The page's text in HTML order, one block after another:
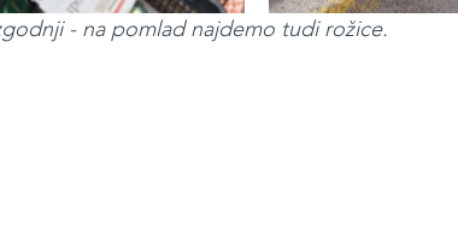
- na pomlad najdemo tudi rožice.